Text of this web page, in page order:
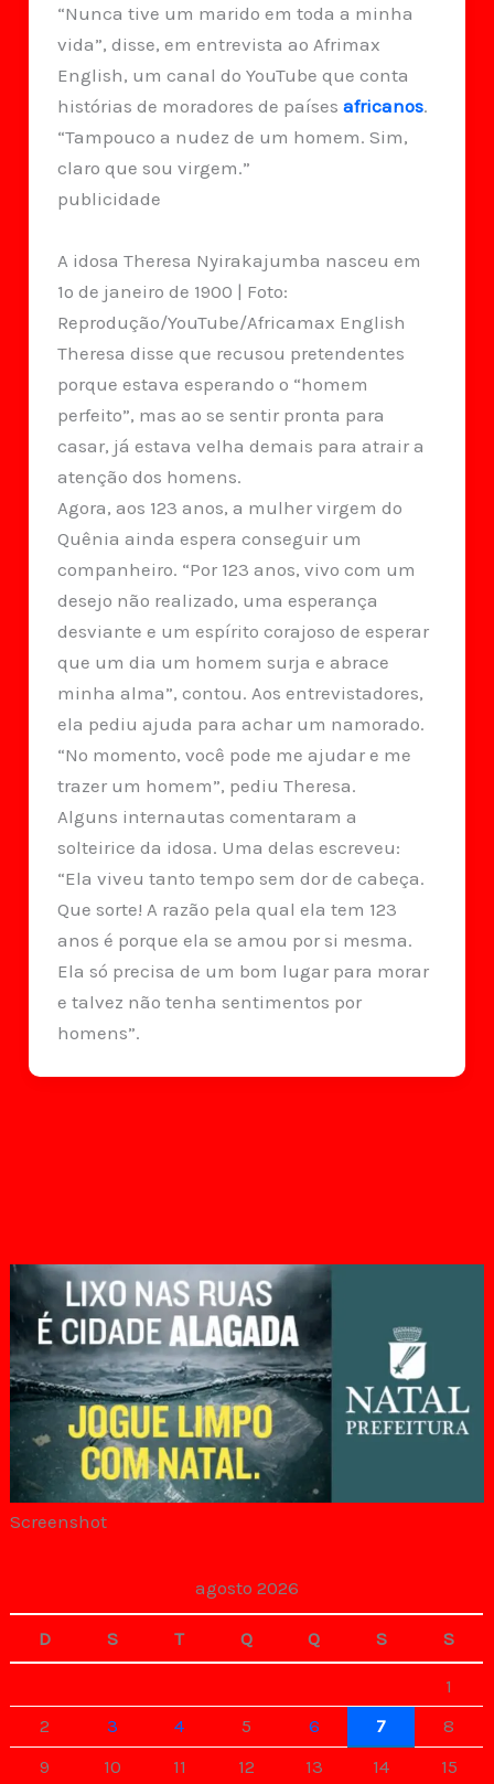
Screenshot
agosto 2026
D S T Q Q S S
1
2
3 4 5 6 7
8
9
10 11 12 13 14 15
“Nunca tive um marido em toda a minha
vida”, disse, em entrevista ao Afrimax
English, um canal do YouTube que conta
histórias de moradores de países africanos.
“Tampouco a nudez de um homem. Sim,
claro que sou virgem.”
publicidade
A idosa Theresa Nyirakajumba nasceu em
1º de janeiro de 1900 | Foto:
Reprodução/YouTube/Africamax English
Theresa disse que recusou pretendentes
porque estava esperando o “homem
perfeito”, mas ao se sentir pronta para
casar, já estava velha demais para atrair a
atenção dos homens.
Agora, aos 123 anos, a mulher virgem do
Quênia ainda espera conseguir um
companheiro. “Por 123 anos, vivo com um
desejo não realizado, uma esperança
desviante e um espírito corajoso de esperar
que um dia um homem surja e abrace
minha alma”, contou. Aos entrevistadores,
ela pediu ajuda para achar um namorado.
“No momento, você pode me ajudar e me
trazer um homem”, pediu Theresa.
Alguns internautas comentaram a
solteirice da idosa. Uma delas escreveu:
“Ela viveu tanto tempo sem dor de cabeça.
Que sorte! A razão pela qual ela tem 123
anos é porque ela se amou por si mesma.
Ela só precisa de um bom lugar para morar
e talvez não tenha sentimentos por
homens”.